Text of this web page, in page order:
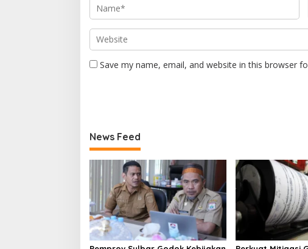
Save my name, email, and website in this browser
News Feed